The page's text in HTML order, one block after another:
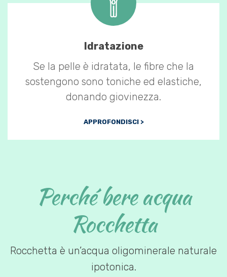
Idratazione
Se la pelle è idratata, le fibre che la
sostengono sono toniche ed elastiche,
donando giovinezza.
APPROFONDISCI >
Perché bere acqua
Rocchetta
Rocchetta è un’acqua oligominerale naturale
ipotonica.